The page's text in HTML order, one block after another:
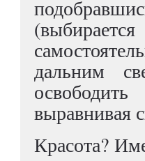
дальним
выравнивая
Красота?